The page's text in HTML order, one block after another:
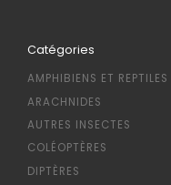
Catégories
AMPHIBIENS ET REPTILES
ARACHNIDES
AUTRES INSECTES
COLÉOPTÈRES
DIPTÈRES